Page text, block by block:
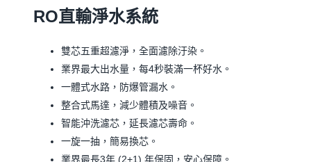
RO直輸淨水系統
雙芯五重超濾淨，全面濾除汙染。
業界最大出水量，每4秒裝滿一杯好水。
一體式水路，防爆管漏水。
整合式馬達，減少體積及噪音。
智能沖洗濾芯，延長濾芯壽命。
一旋一抽，簡易換芯。
業界最長3年 (2+1) 年保固，安心保障。